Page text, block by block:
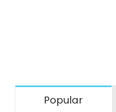
Popular